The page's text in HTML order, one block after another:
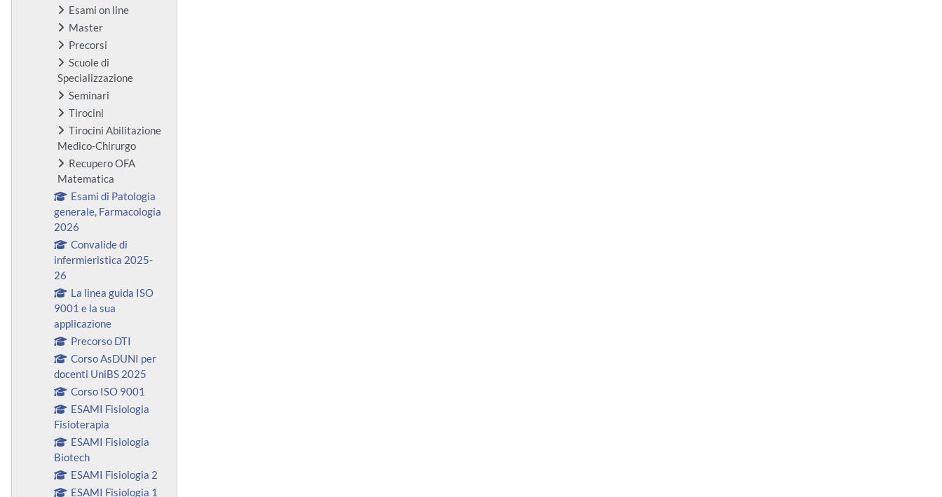
Esami on line
Master
Precorsi
Scuole di
Specializzazione
Seminari
Tirocini
Tirocini Abilitazione
Medico-Chirurgo
Recupero OFA
Matematica
Esami di Patologia
generale, Farmacologia
2026
Convalide di
infermieristica 2025-
26
La linea guida ISO
9001 e la sua
applicazione
Precorso DTI
Corso AsDUNI per
docenti UniBS 2025
Corso ISO 9001
ESAMI Fisiologia
Fisioterapia
ESAMI Fisiologia
Biotech
ESAMI Fisiologia 2
ESAMI Fisiologia 1